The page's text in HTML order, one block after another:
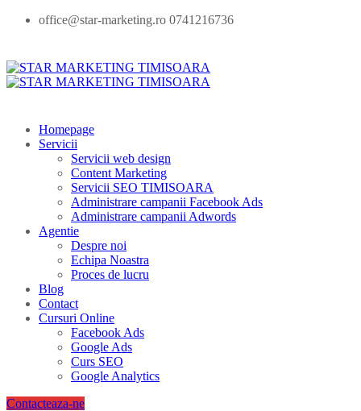
office@star-marketing.ro 0741216736
Homepage
Servicii
Servicii web design
Content Marketing
Servicii SEO TIMISOARA
Administrare campanii Facebook Ads
Administrare campanii Adwords
Agentie
Despre noi
Echipa Noastra
Proces de lucru
Blog
Contact
Cursuri Online
Facebook Ads
Google Ads
Curs SEO
Google Analytics
Contacteaza-ne